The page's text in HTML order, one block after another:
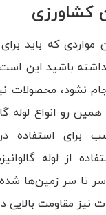
کشاورزی
مواردی که باید
باشید این است
نشود، محصولات
رو انواع لوله
برای استفاده
از لوله
سر تا سر زمین‌ها
مقاومت بالایی